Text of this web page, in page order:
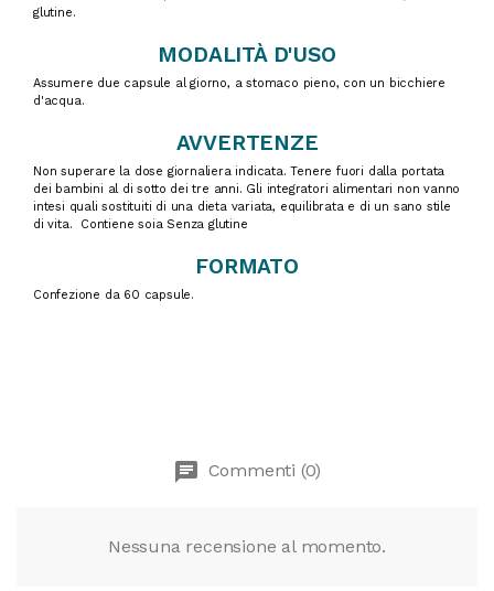
glutine.​​
MODALITÀ D'USO
Assumere due capsule al giorno, a stomaco pieno, con un bicchiere
d'acqua.
AVVERTENZE
Non superare la dose giornaliera indicata. Tenere fuori dalla portata
dei bambini al di sotto dei tre anni. Gli integratori alimentari non vanno
intesi quali sostituiti di una dieta variata, equilibrata e di un sano stile
di vita. Contiene soia Senza glutine​
FORMATO
Confezione da 60 capsule.
chat Commenti (0)
Nessuna recensione al momento.